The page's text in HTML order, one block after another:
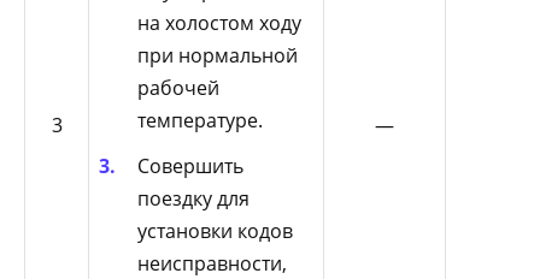
3
на холостом ходу
при нормальной
рабочей
температуре.
Совершить
поездку для
установки кодов
неисправности,
—